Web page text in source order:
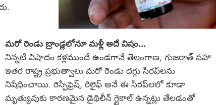
మరో రెండు బ్రాండ్లలోనూ మళ్లీ అదే విషం…
నిన్నటి విషాదం కళ్లముందే ఉండగానే తెలంగాణ, గుజరాత్ సహా
ఇతర రాష్ట్ర ప్రభుత్వాలు మరో రెండు దగ్గు సిరప్‌లను
నిషేధించాయి. రెస్పిఫ్రెష్, రిలైఫ్ అనే ఈ సిరప్‌లలో కూడా
మృత్యువుకు కారణమైన డైథిలీన్ గ్లైకాల్ ఉన్నట్లు తేలడంతో